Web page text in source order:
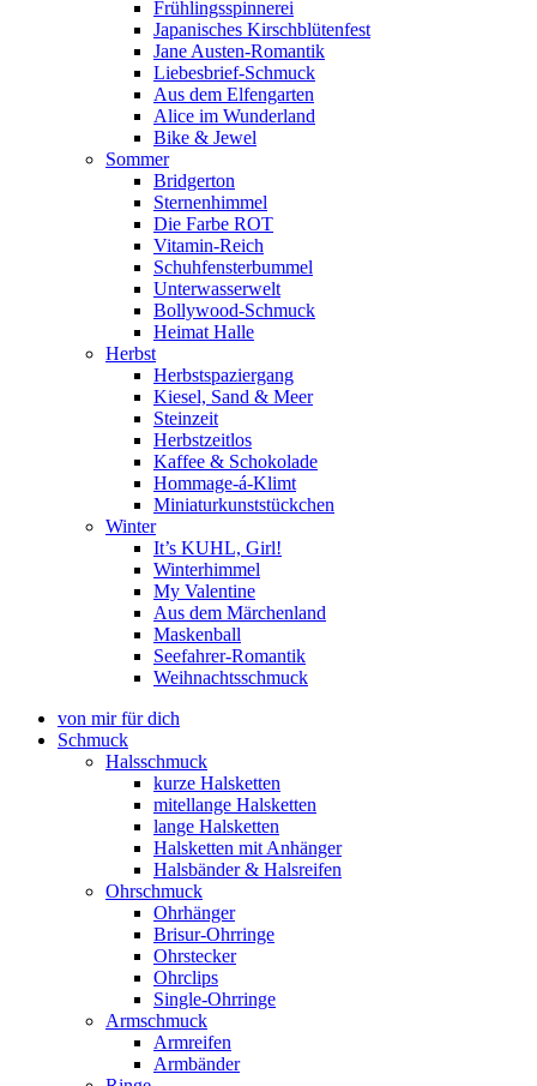
Frühlingsspinnerei
Japanisches Kirschblütenfest
Jane Austen-Romantik
Liebesbrief-Schmuck
Aus dem Elfengarten
Alice im Wunderland
Bike & Jewel
Sommer
Bridgerton
Sternenhimmel
Die Farbe ROT
Vitamin-Reich
Schuhfensterbummel
Unterwasserwelt
Bollywood-Schmuck
Heimat Halle
Herbst
Herbstspaziergang
Kiesel, Sand & Meer
Steinzeit
Herbstzeitlos
Kaffee & Schokolade
Hommage-á-Klimt
Miniaturkunststückchen
Winter
It’s KUHL, Girl!
Winterhimmel
My Valentine
Aus dem Märchenland
Maskenball
Seefahrer-Romantik
Weihnachtsschmuck
von mir für dich
Schmuck
Halsschmuck
kurze Halsketten
mitellange Halsketten
lange Halsketten
Halsketten mit Anhänger
Halsbänder & Halsreifen
Ohrschmuck
Ohrhänger
Brisur-Ohrringe
Ohrstecker
Ohrclips
Single-Ohrringe
Armschmuck
Armreifen
Armbänder